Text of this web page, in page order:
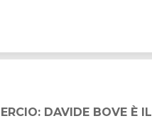
VINCITORE 2026
DAVIDE BOVE È IL